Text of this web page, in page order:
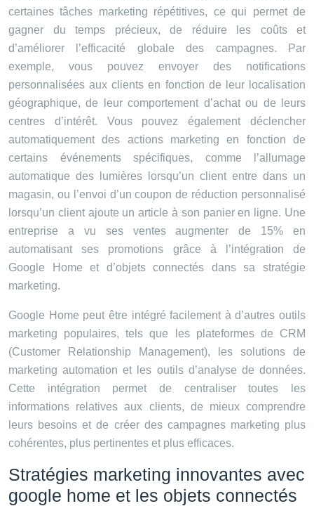
certaines tâches marketing répétitives, ce qui permet de
gagner du temps précieux, de réduire les coûts et
d’améliorer l’efficacité globale des campagnes. Par
exemple, vous pouvez envoyer des notifications
personnalisées aux clients en fonction de leur localisation
géographique, de leur comportement d’achat ou de leurs
centres d’intérêt. Vous pouvez également déclencher
automatiquement des actions marketing en fonction de
certains événements spécifiques, comme l’allumage
automatique des lumières lorsqu’un client entre dans un
magasin, ou l’envoi d’un coupon de réduction personnalisé
lorsqu’un client ajoute un article à son panier en ligne. Une
entreprise a vu ses ventes augmenter de 15% en
automatisant ses promotions grâce à l’intégration de
Google Home et d’objets connectés dans sa stratégie
marketing.
Google Home peut être intégré facilement à d’autres outils
marketing populaires, tels que les plateformes de CRM
(Customer Relationship Management), les solutions de
marketing automation et les outils d’analyse de données.
Cette intégration permet de centraliser toutes les
informations relatives aux clients, de mieux comprendre
leurs besoins et de créer des campagnes marketing plus
cohérentes, plus pertinentes et plus efficaces.
Stratégies marketing innovantes avec
google home et les objets connectés